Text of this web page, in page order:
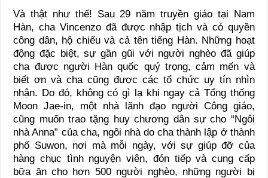
Và thật như thế! Sau 29 năm truyền giáo tại Nam
Hàn, cha Vincenzo đã được nhập tịch và có quyền
công dân, hộ chiếu và cả tên tiếng Hàn. Những hoạt
động đặc biệt, sự gần gũi với người nghèo đã giúp
cha được người Hàn quốc quý trọng, cảm mến và
biết ơn và cha cũng được các tổ chức uy tín nhìn
nhận. Do đó, không có gì lạ khi ngay cả Tổng thống
Moon Jae-in, một nhà lãnh đạo người Công giáo,
cũng muốn trao tặng huy chương dân sự cho “Ngôi
nhà Anna” của cha, ngôi nhà do cha thành lập ở thành
phố Suwon, nơi mà mỗi ngày, với sự giúp đỡ của
hàng chục tình nguyện viên, đón tiếp và cung cấp
bữa ăn cho hơn 500 người nghèo, những người bị